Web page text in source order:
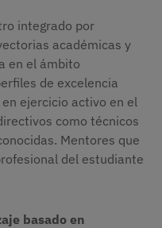
integrado por
académicas y
en el ámbito
de excelencia
ejercicio activo en el
como técnicos
Mentores que
del estudiante
basado en